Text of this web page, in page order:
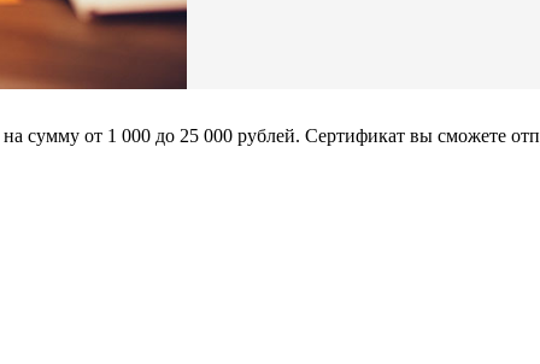
сумму от 1 000 до 25 000 рублей. Сертификат вы сможете